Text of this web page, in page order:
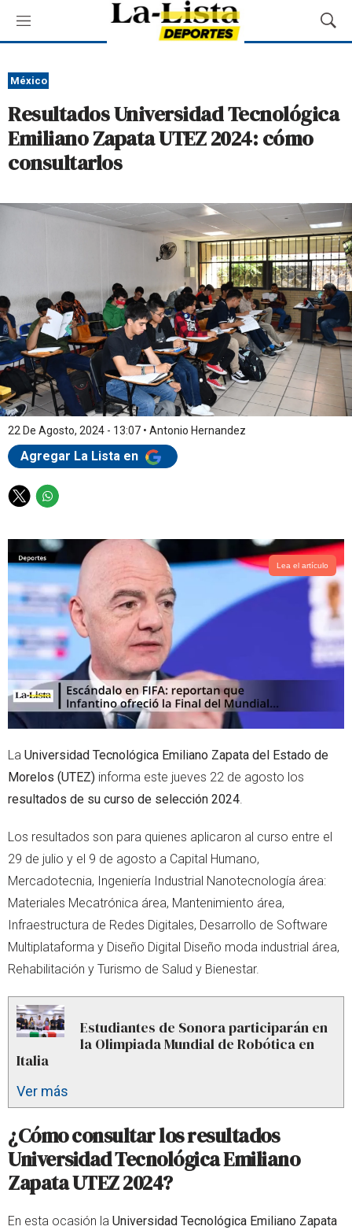
M
e
ú
M
o
a
r
u
e
d
a
México
Resultados Universidad Tecnológica
Emiliano Zapata UTEZ 2024: cómo
consultarlos
22 De Agosto, 2024 - 13:07 • Antonio Hernandez
Agregar La Lista en
T
i
t
t
e
r
W
a
t
s
a
p
p
Lea el artículo
La Universidad Tecnológica Emiliano Zapata del Estado de
Morelos (UTEZ) informa este jueves 22 de agosto los
resultados de su curso de selección 2024.
Los resultados son para quienes aplicaron al curso entre el
29 de julio y el 9 de agosto a Capital Humano,
Mercadotecnia, Ingeniería Industrial Nanotecnología área:
Materiales Mecatrónica área, Mantenimiento área,
Infraestructura de Redes Digitales, Desarrollo de Software
Multiplataforma y Diseño Digital Diseño moda industrial área,
Rehabilitación y Turismo de Salud y Bienestar.
Estudiantes de Sonora participarán en
la Olimpiada Mundial de Robótica en
Italia
Ver más
¿Cómo consultar los resultados
Universidad Tecnológica Emiliano
Zapata UTEZ 2024?
En esta ocasión la Universidad Tecnológica Emiliano Zapata